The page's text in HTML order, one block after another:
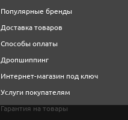
Популярные бренды
Доставка товаров
Способы оплаты
Дропшиппинг
Интернет-магазин под ключ
Услуги покупателям
Гарантия на товары